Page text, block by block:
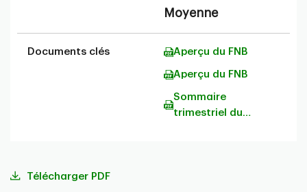
Moyenne
Documents clés Aperçu du FNB
Aperçu du FNB
Sommaire
trimestriel du
Télécharger PDF